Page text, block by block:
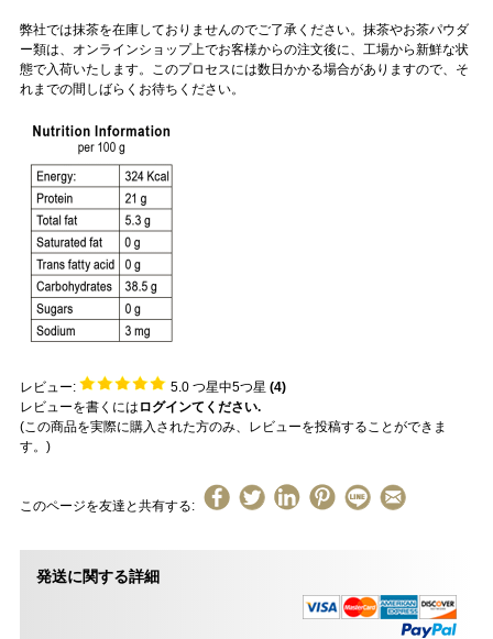
弊社では抹茶を在庫しておりませんのでご了承ください。抹茶やお茶パウダ
ー類は、オンラインショップ上でお客様からの注文後に、工場から新鮮な状
態で入荷いたします。このプロセスには数日かかる場合がありますので、そ
れまでの間しばらくお待ちください。
レビュー: 5.0つ星中5つ星 (4)
レビューを書くには ログインてください.
(この商品を実際に購入された方のみ、レビューを投稿することができま
す。)
このページを友達と共有する:
発送に関する詳細